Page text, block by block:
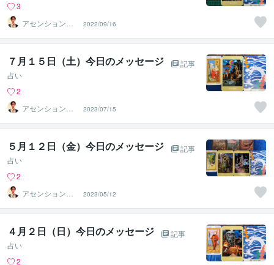
3
アセンションナ
ビゲーター和（K
azu）
2022/09/16
７月１５日（土）今日のメッセージ
記事
占い
2
アセンションナ
ビゲーター和（K
azu）
2023/07/15
５月１２日（金）今日のメッセージ
記事
占い
2
アセンションナ
ビゲーター和（K
azu）
2023/05/12
４月２日（日）今日のメッセージ
記事
占い
2